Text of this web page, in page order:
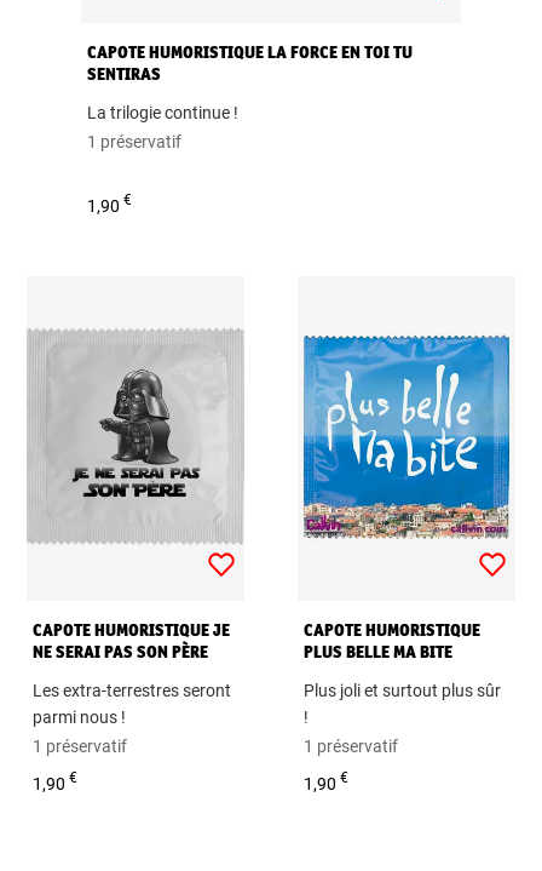
CAPOTE HUMORISTIQUE LA FORCE EN TOI TU
SENTIRAS
La trilogie continue !
1 préservatif
1,90€
CAPOTE HUMORISTIQUE JE
NE SERAI PAS SON PÈRE
Les extra-terrestres seront
parmi nous !
1 préservatif
1,90€
CAPOTE HUMORISTIQUE
PLUS BELLE MA BITE
Plus joli et surtout plus sûr
!
1 préservatif
1,90€